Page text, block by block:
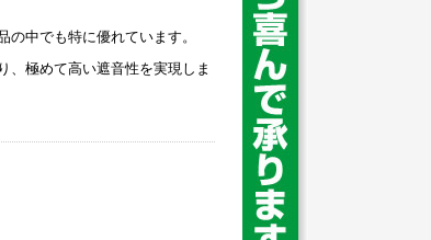
中でも特に優れています。
、極めて高い遮音性を実現しま